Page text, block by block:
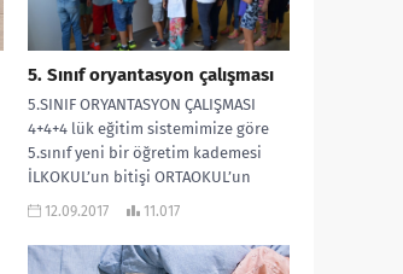
5. Sınıf oryantasyon çalışması
5.SINIF ORYANTASYON ÇALIŞMASI
4+4+4 lük eğitim sistemimize göre
5.sınıf yeni bir öğretim kademesi
İLKOKUL’un bitişi ORTAOKUL’un
başlangıcıdır. Her yeni...
12.09.2017 11.017